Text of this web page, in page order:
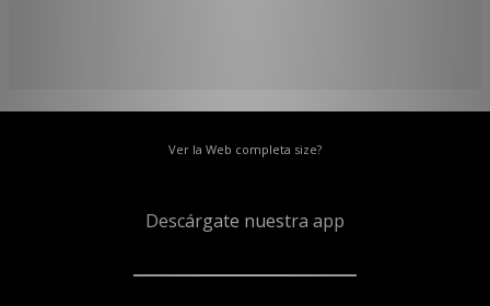
Ver la Web completa size?
Descárgate nuestra app